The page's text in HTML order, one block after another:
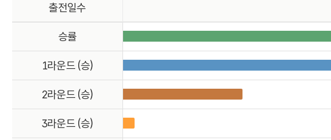
출전일수
승률
1라운드 (승)
2라운드 (승)
3라운드 (승)